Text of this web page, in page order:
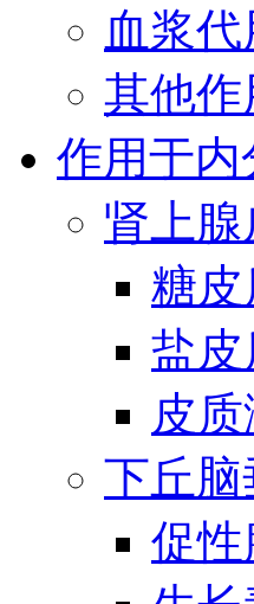
血浆
其他
作用于
肾上
糖
盐
皮
下丘
促